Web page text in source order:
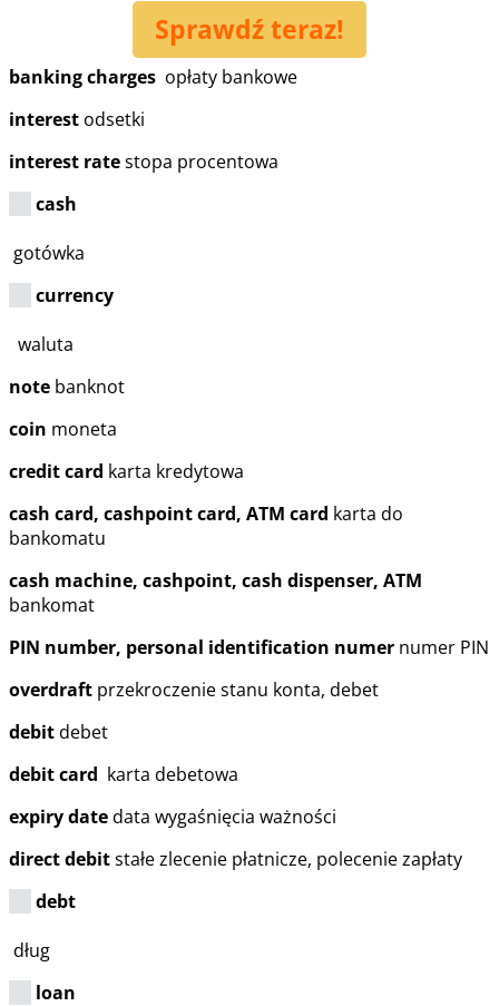
Sprawdź teraz!
banking charges opłaty bankowe
interest odsetki
interest ratestopa procentowa
cash
gotówka
currency
waluta
note banknot
coin moneta
credit card karta kredytowa
cash card, cashpoint card, ATM card karta do
bankomatu
cash machine, cashpoint, cash dispenser, ATM
bankomat
PIN number, personal identification numer numer PIN
overdraft przekroczenie stanu konta, debet
debitdebet
debit card karta debetowa
expiry datedata wygaśnięcia ważności
direct debitstałe zlecenie płatnicze, polecenie zapłaty
debt
dług
loan